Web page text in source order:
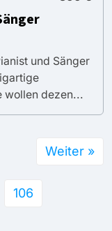
und Sänger
wollen dezen...
106
Weiter »